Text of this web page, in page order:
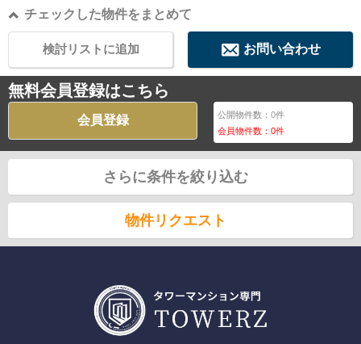
チェックした物件をまとめて
お問い合わせ
検討リストに追加
無料会員登録はこちら
会員登録 公開物件数：0件
会員物件数：0件
さらに条件を絞り込む
物件リクエスト